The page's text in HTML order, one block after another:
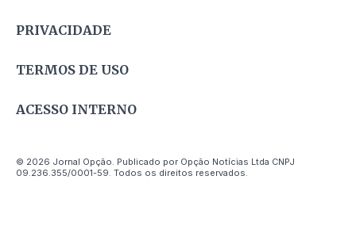
PRIVACIDADE
TERMOS DE USO
ACESSO INTERNO
© 2026 Jornal Opção. Publicado por Opção Notícias Ltda CNPJ
09.236.355/0001-59. Todos os direitos reservados.